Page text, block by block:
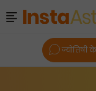
ज्योतिषी